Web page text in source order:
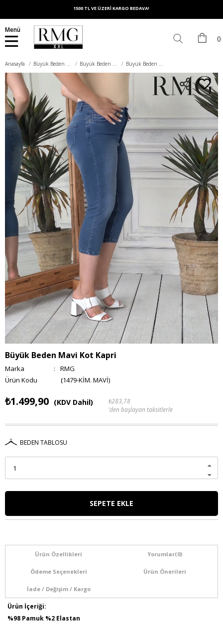
1500 TL VE ÜZERİ KARGO BEDAVA!
Menü
Anasayfa Büyük Beden Alt Giyim Büyük Beden Kapri Büyük Beden Mavi Kot Kapri
Büyük Beden Mavi Kot Kapri
Marka :
RMG
(1479-KİM. MAVİ)
₺1.499,90 (KDV Dahil)
₺283,78
'den başlayan taksitlerle
BEDEN TABLOSU
Ürün Özellikleri Yorumlar(0)
Ödeme Seçenekleri Ürün Önerileri
İade / Değişim / Kargo
Ürün İçeriği:
%98 Pamuk %2 Elastan